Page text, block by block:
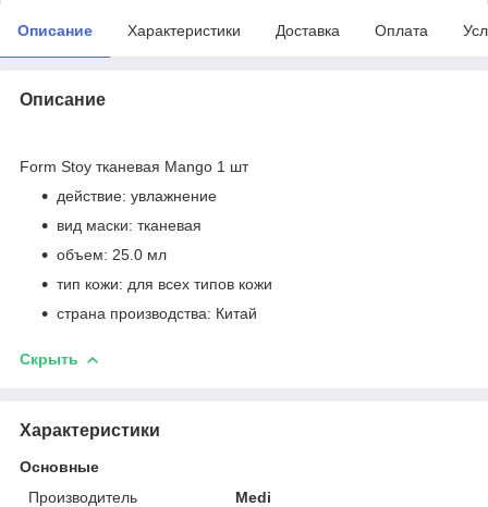
Описание Характеристики Доставка Оплата
Описание
Form Stoy тканевая Mango 1 шт
действие: увлажнение
вид маски: тканевая
объем: 25.0 мл
тип кожи: для всех типов кожи
страна производства: Китай
Скрыть
Характеристики
Основные
Производитель
Medi